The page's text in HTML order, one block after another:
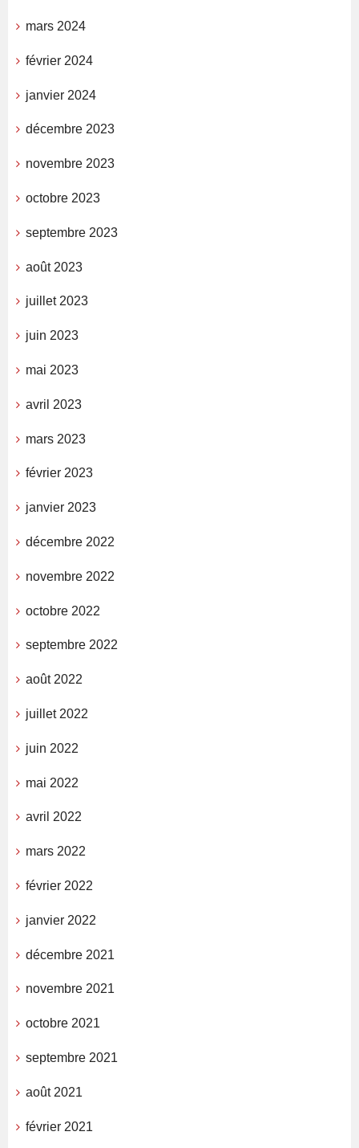
mars 2024
février 2024
janvier 2024
décembre 2023
novembre 2023
octobre 2023
septembre 2023
août 2023
juillet 2023
juin 2023
mai 2023
avril 2023
mars 2023
février 2023
janvier 2023
décembre 2022
novembre 2022
octobre 2022
septembre 2022
août 2022
juillet 2022
juin 2022
mai 2022
avril 2022
mars 2022
février 2022
janvier 2022
décembre 2021
novembre 2021
octobre 2021
septembre 2021
août 2021
février 2021